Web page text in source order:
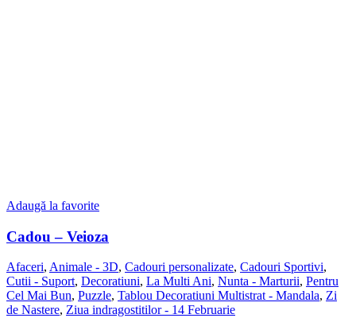
Adaugă la favorite
Cadou – Veioza
Afaceri, Animale - 3D, Cadouri personalizate, Cadouri Sportivi,
Cutii - Suport, Decoratiuni, La Multi Ani, Nunta - Marturii, Pentru
Cel Mai Bun, Puzzle, Tablou Decoratiuni Multistrat - Mandala, Zi
de Nastere, Ziua indragostitilor - 14 Februarie